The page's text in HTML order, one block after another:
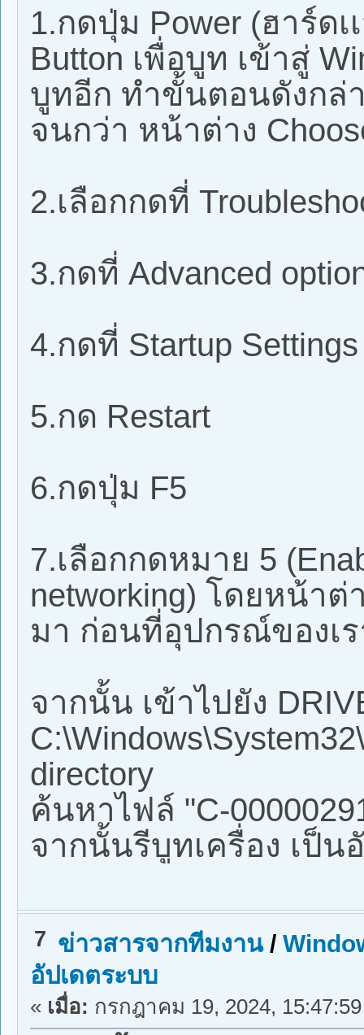
1.กดปุ่ม Power (ฮาร์ดเ
Button เพื่อบูท เข้าสู่
บูทอีก ทำขั้นตอนดังกล่
จนกว่า หน้าต่าง
2.เลือกกดที่
3.กดที่ Advanced
4.กดที่ Startup Settings
5.กด Restart
6.กดปุ่ม F5
7.เลือกกดหมาย 5
networking) โดยหน้าต่
มา ก่อนที่อุปกรณ์ของเร
จากนั้น เข้าไปยัง
directory
ค้นหาไฟล์ "C-
จากนั้นรีบูทเครื่อง เป็น
7 ข่าวสารจากทีมงาน/
อัปเดตระบบ
« เมื่อ: กรกฎาคม 19, 2024,